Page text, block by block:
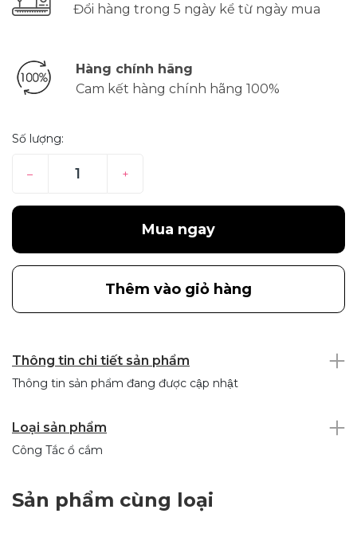
Đổi hàng trong 5 ngày kể từ ngày mua
Hàng chính hãng
Cam kết hàng chính hãng 100%
Số lượng:
– +
Mua ngay
Thêm vào giỏ hàng
Thông tin chi tiết sản phẩm
Thông tin sản phẩm đang được cập nhật
Loại sản phẩm
Công Tắc ổ cắm
Sản phẩm cùng loại